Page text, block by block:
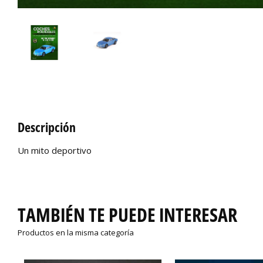
Descripción
Un mito deportivo
TAMBIÉN TE PUEDE INTERESAR
Productos en la misma categoría